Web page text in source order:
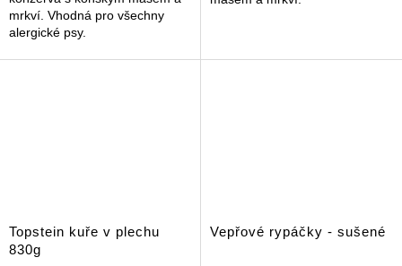
mrkví. Vhodná pro všechny
alergické psy.
Topstein kuře v plechu
830g
Vepřové rypáčky - sušené